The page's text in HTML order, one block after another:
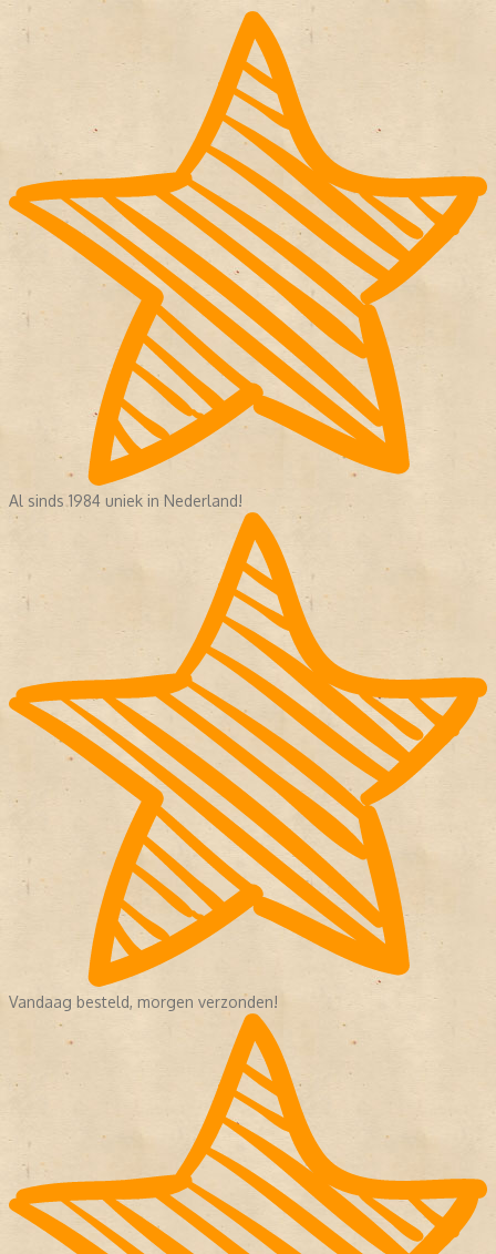
Al sinds 1984 uniek in Nederland!
Vandaag besteld, morgen verzonden!